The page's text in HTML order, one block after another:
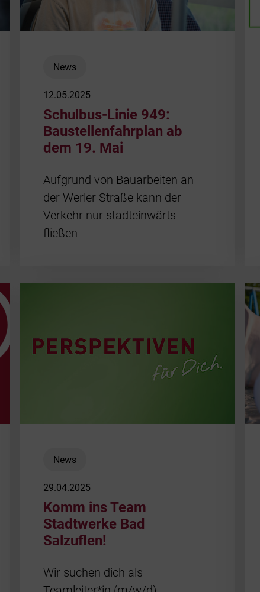
News
12.05.2025
Schulbus-Linie 949:
Baustellenfahrplan ab
dem 19. Mai
Aufgrund von Bauarbeiten an
der Werler Straße kann der
Verkehr nur stadteinwärts
fließen
News
29.04.2025
Komm ins Team
Stadtwerke Bad
Salzuflen!
Wir suchen dich als